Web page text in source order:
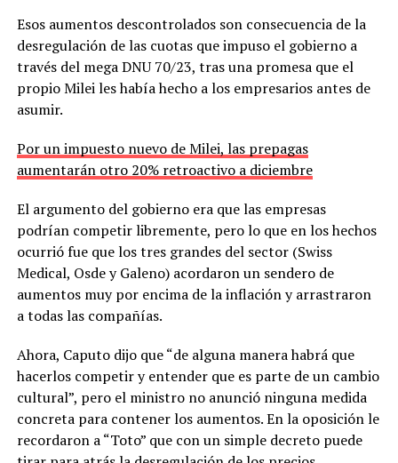
Esos aumentos descontrolados son consecuencia de la
desregulación de las cuotas que impuso el gobierno a
través del mega DNU 70/23, tras una promesa que el
propio Milei les había hecho a los empresarios antes de
asumir.
Por un impuesto nuevo de Milei, las prepagas
aumentarán otro 20% retroactivo a diciembre
El argumento del gobierno era que las empresas
podrían competir libremente, pero lo que en los hechos
ocurrió fue que los tres grandes del sector (Swiss
Medical, Osde y Galeno) acordaron un sendero de
aumentos muy por encima de la inflación y arrastraron
a todas las compañías.
Ahora, Caputo dijo que “de alguna manera habrá que
hacerlos competir y entender que es parte de un cambio
cultural”, pero el ministro no anunció ninguna medida
concreta para contener los aumentos. En la oposición le
recordaron a “Toto” que con un simple decreto puede